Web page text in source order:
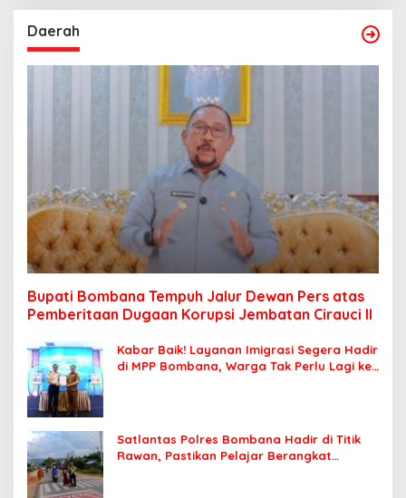
Daerah
Bupati Bombana Tempuh Jalur Dewan Pers atas
Pemberitaan Dugaan Korupsi Jembatan Cirauci II
Kabar Baik! Layanan Imigrasi Segera Hadir
di MPP Bombana, Warga Tak Perlu Lagi ke
Satlantas Polres Bombana Hadir di Titik
Rawan, Pastikan Pelajar Berangkat